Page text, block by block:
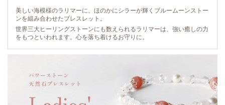
美しい海模様のラリマーに、ほのかにシラーが輝くブルームーンストー
ンを組み合わせたブレスレット。
世界三大ヒーリングストーンにも数えられるラリマーは、強い癒しの力
をもつといわれます。心を落ち着けるお守りに。